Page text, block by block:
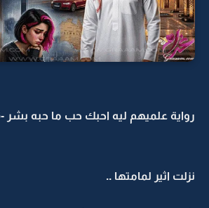
رواية علميهم ليه احبك حب ما حبه بشر -46
نزلت اثير لمامتها ..